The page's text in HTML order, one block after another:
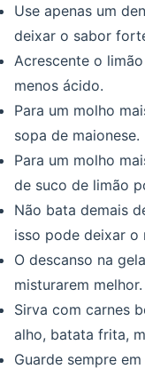
Use apenas um
deixar o sabor
Acrescente o
menos ácido.
Para um molho
sopa de maionese.
Para um molho
de suco de limão
Não bata demais
isso pode deixar o
O descanso na
misturarem melhor.
Sirva com carnes
alho, batata frita,
Guarde sempre